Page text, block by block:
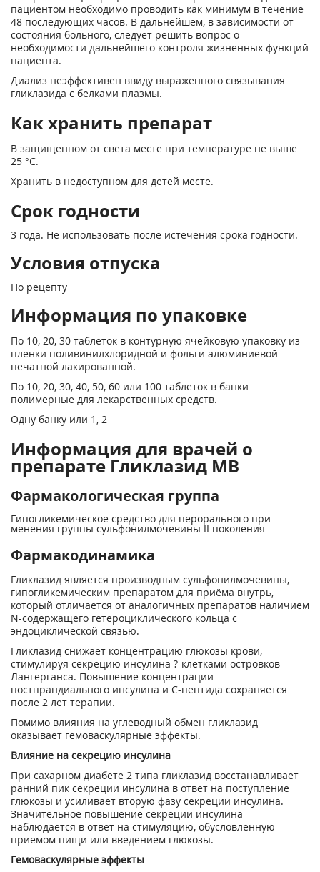
пациентом необходимо проводить как минимум в течение
48 последующих часов. В дальнейшем, в зависимости от
состояния больного, следует решить вопрос о
необходимости дальнейшего контроля жизненных функций
пациента.
Диализ неэффективен ввиду выраженного связывания
гликлазида с белками плазмы.
Как хранить препарат
В защищенном от света месте при температуре не выше
25 °С.
Хранить в недоступном для детей месте.
Срок годности
3 года. Не использовать после истечения срока годности.
Условия отпуска
По рецепту
Информация по упаковке
По 10, 20, 30 таблеток в контурную ячейковую упаковку из
пленки поливинилхлоридной и фольги алюминиевой
печатной лакированной.
По 10, 20, 30, 40, 50, 60 или 100 таблеток в банки
полимерные для лекарственных средств.
Одну банку или 1, 2
Информация для врачей о
препарате Гликлазид МВ
Фармакологическая группа
Гипогликемическое средство для перорального при­
менения группы сульфонилмочевины II поколения
Фармакодинамика
Гликлазид является производным сульфонилмочевины,
гипогликемическим препаратом для приёма внутрь,
который отличается от аналогичных препаратов наличием
N-содержащего гетероциклического кольца с
эндоциклической связью.
Гликлазид снижает концентрацию глюкозы крови,
стимулируя секрецию инсулина ?-клетками островков
Лангерганса. Повышение концентрации
постпрандиального инсулина и С-пептида сохраняется
после 2 лет терапии.
Помимо влияния на углеводный обмен гликлазид
оказывает гемоваскулярные эффекты.
Влияние на секрецию инсулина
При сахарном диабете 2 типа гликлазид восстанавливает
ранний пик секреции инсулина в ответ на поступление
глюкозы и усиливает вторую фазу секреции инсулина.
Значительное повышение секреции инсулина
наблюдается в ответ на стимуляцию, обусловленную
приемом пищи или введением глюкозы.
Гемоваскулярные эффекты